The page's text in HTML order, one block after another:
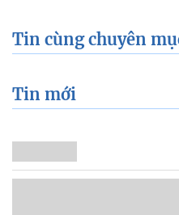
Tin cùng chuyên
Tin mới